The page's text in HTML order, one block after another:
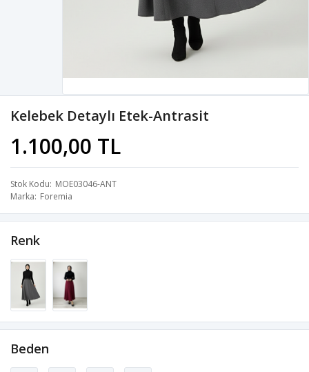
Kelebek Detaylı Etek-Antrasit
1.100,00 TL
Stok Kodu MOE03046-ANT
Marka Foremia
Renk
Beden